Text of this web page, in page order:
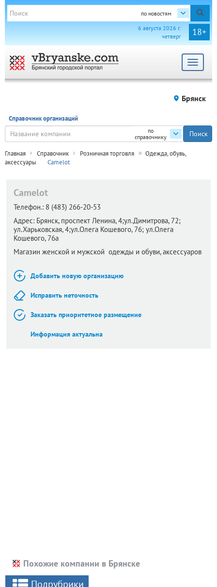
по новостям
18+
6 августа 2026 г.
четверг
Toggle
Брянск
Справочник организаций
по
справочнику
Главная Справочник Розничная торговля
Одежда, обувь,
аксессуары
Camelot
Camelot
Телефон.: 8 (483) 266-20-53
Адрес: Брянск, проспект Ленина, 4;ул.Димитрова, 72;​
ул.Харьковская, 4;ул.Олега Кошевого, 76; ул.Олега
Кошевого, 76а
Магазин женской и мужской одежды и обуви, аксессуаров
Добавить новую организацию
Исправить неточность
Заказать приоритетное размещение
Информация актуальна
Похожие компании в Брянске
Подрубрики